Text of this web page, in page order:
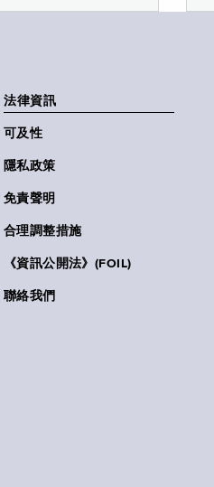
法律資訊
可及性
隱私政策
免責聲明
合理調整措施
《資訊公開法》(FOIL)
聯絡我們